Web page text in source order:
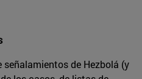
señalamientos de Hezbolá (y